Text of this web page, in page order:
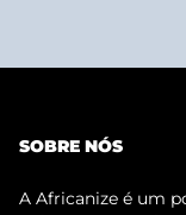
SOBRE NÓS
A Africanize é um